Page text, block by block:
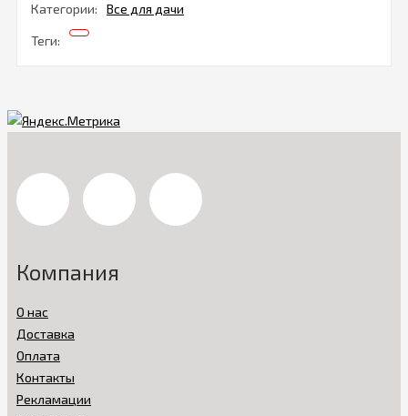
Категории: Все для дачи
Теги:
Компания
О нас
Доставка
Оплата
Контакты
Рекламации